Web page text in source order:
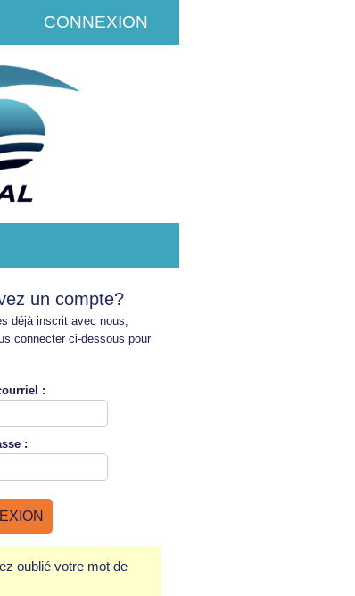
CONNEXION
un compte?
déjà inscrit avec nous,
connecter ci-dessous pour
:
:
oublié votre mot de